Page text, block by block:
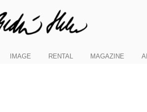
IMAGE RENTAL MAGAZINE